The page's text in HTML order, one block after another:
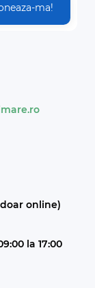
ma!
online)
la 17:00